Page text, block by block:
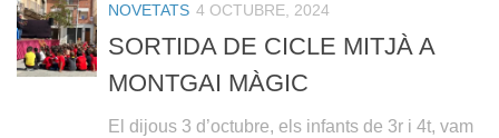
NOVETATS 4 OCTUBRE, 2024
SORTIDA DE CICLE MITJÀ A
MONTGAI MÀGIC
El dijous 3 d’octubre, els infants de 3r i 4t, vam